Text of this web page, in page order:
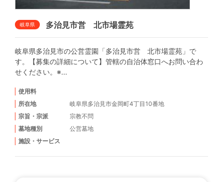
岐阜県 多治見市営 北市場霊苑
岐阜県多治見市の公営霊園「多治見市営 北市場霊苑」で
す。【募集の詳細について】管轄の自治体窓口へお問い合わ
せください。※...
使用料
所在地
岐阜県多治見市金岡町4丁目10番地
宗旨・宗派
宗教不問
墓地種別
公営墓地
施設・サービス